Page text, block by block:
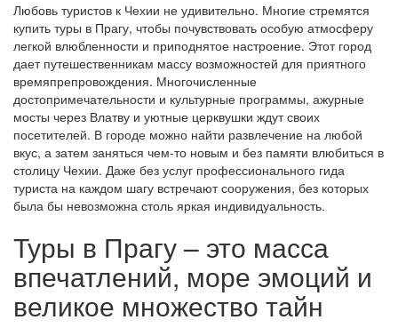
Любовь туристов к Чехии не удивительно. Многие стремятся
купить туры в Прагу, чтобы почувствовать особую атмосферу
легкой влюбленности и приподнятое настроение. Этот город
дает путешественникам массу возможностей для приятного
времяпрепровождения. Многочисленные
достопримечательности и культурные программы, ажурные
мосты через Влатву и уютные церквушки ждут своих
посетителей. В городе можно найти развлечение на любой
вкус, а затем заняться чем-то новым и без памяти влюбиться в
столицу Чехии. Даже без услуг профессионального гида
туриста на каждом шагу встречают сооружения, без которых
была бы невозможна столь яркая индивидуальность.
Туры в Прагу – это масса
впечатлений, море эмоций и
великое множество тайн